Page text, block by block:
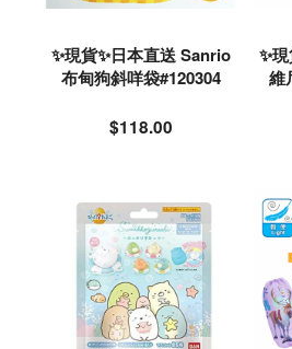
✨現貨✨日本直送 Sanrio
布甸狗斜咩袋#120304
$118.00
✨
維